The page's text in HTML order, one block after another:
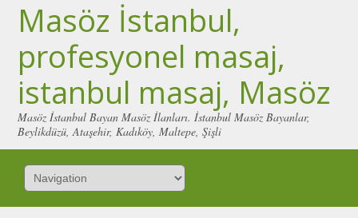
Masöz İstanbul,
profesyonel masaj,
istanbul masaj, Masöz
Masöz İstanbul Bayan Masöz İlanları. İstanbul Masöz Bayanlar,
Beylikdüzü, Ataşehir, Kadıköy, Maltepe, Şişli